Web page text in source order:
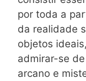
por toda a
da realidade
objetos
admirar-se
arcano e